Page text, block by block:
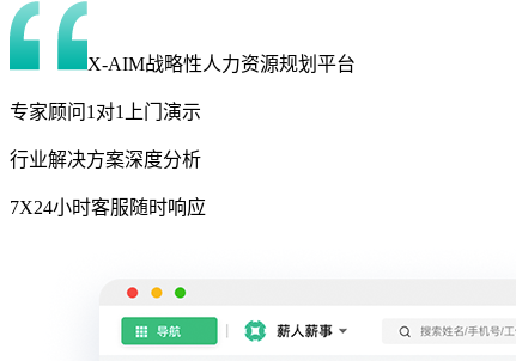
X-AIM战略性人力资源规划平台
专家顾问1对1上门演示
行业解决方案深度分析
7X24小时客服随时响应